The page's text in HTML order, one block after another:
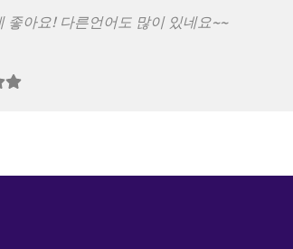
공부시간중 이게 제일 재밌어요